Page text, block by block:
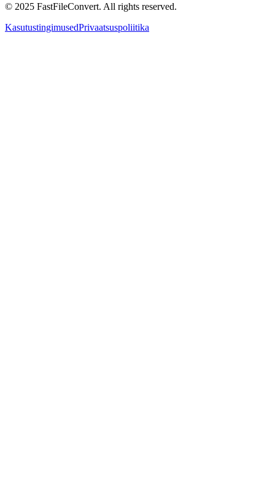
© 2025 FastFileConvert. All rights reserved.
KasutustingimusedPrivaatsuspoliitika